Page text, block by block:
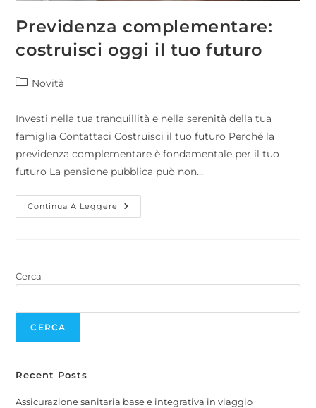
Previdenza complementare:
costruisci oggi il tuo futuro
Novità
Investi nella tua tranquillità e nella serenità della tua
famiglia Contattaci Costruisci il tuo futuro Perché la
previdenza complementare è fondamentale per il tuo
futuro La pensione pubblica può non…
Continua A Leggere
Cerca
CERCA
Recent Posts
Assicurazione sanitaria base e integrativa in viaggio